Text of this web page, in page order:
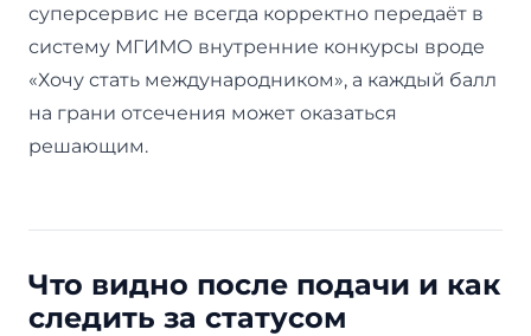
суперсервис не всегда корректно передаёт в
систему МГИМО внутренние конкурсы вроде
«Хочу стать международником», а каждый балл
на грани отсечения может оказаться
решающим.
Что видно после подачи и как
следить за статусом